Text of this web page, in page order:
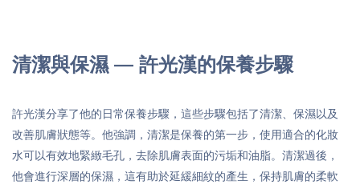
清潔與保濕 — 許光漢的保養步驟
許光漢分享了他的日常保養步驟，這些步驟包括了清潔、保濕以及
改善肌膚狀態等。他強調，清潔是保養的第一步，使用適合的化妝
水可以有效地緊緻毛孔，去除肌膚表面的污垢和油脂。清潔過後，
他會進行深層的保濕，這有助於延緩細紋的產生，保持肌膚的柔軟